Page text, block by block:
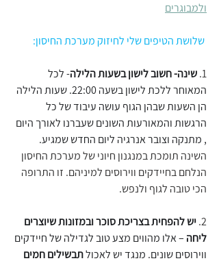
ולמבוגרים
שלושת הטיפים שלי לחיזוק מערכת החיסון:
1. שינה- חשוב לישון בשעות הלילה- לכל
המאוחר ללכת לישון בשעה 22:00. שעות הלילה
הן השעות שבהן הגוף עושה עיבוד של כל
הרגשות והמאורעות השונים שעברנו לאורך היום
, מתנקה וצובר אנרגיה ליום החדש שמגיע.
השינה תומכת במנגנון חיוני של מערכת החיסון
הנלחם בחיידקים ווירוסים למיניהם. זו התרופה
הכי טובה לגוף ולנפש.
2. יש להפחית בצריכת סוכר ובמזונות שיוצרים
ליחה – אלו מהווים מצע טוב לגדילה של חיידקים
ווירוסים שונים. מנגד יש לאכול תבשילים חמים